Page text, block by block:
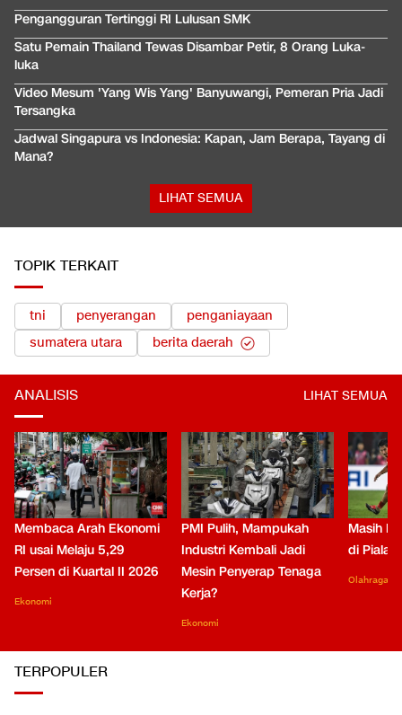
Pengangguran Tertinggi RI Lulusan SMK
Satu Pemain Thailand Tewas Disambar Petir, 8 Orang Luka-
luka
Video Mesum 'Yang Wis Yang' Banyuwangi, Pemeran Pria Jadi
Tersangka
Jadwal Singapura vs Indonesia: Kapan, Jam Berapa, Tayang di
Mana?
LIHAT SEMUA
TOPIK TERKAIT
tni penyerangan
penganiayaan
sumatera utara
berita daerah
ANALISIS LIHAT SEMUA
Membaca Arah Ekonomi
RI usai Melaju 5,29
Persen di Kuartal II 2026
Ekonomi
PMI Pulih, Mampukah
Industri Kembali Jadi
Mesin Penyerap Tenaga
Kerja?
Ekonomi
Masih
di Piala
Olahraga
TERPOPULER